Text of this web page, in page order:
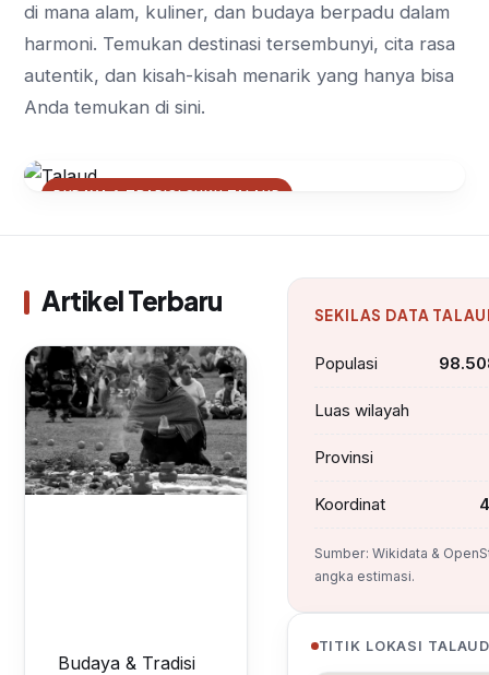
di mana alam, kuliner, dan budaya berpadu dalam
harmoni. Temukan destinasi tersembunyi, cita rasa
autentik, dan kisah-kisah menarik yang hanya bisa
Anda temukan di sini.
BUDAYA & TRADISI SUKU TALAUD
Baru
Artikel Terbaru
Budaya & Tradisi
SEKILAS DATA
Populasi
Luas wilayah
Provinsi
Koordinat
Sumber: Wikidata &
angka estimasi.
TITIK LOKASI